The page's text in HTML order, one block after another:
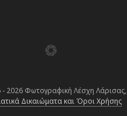
2026 Φωτογραφική Λέσχη Λάρισας,
Δικαιώματα και Όροι Χρήσης